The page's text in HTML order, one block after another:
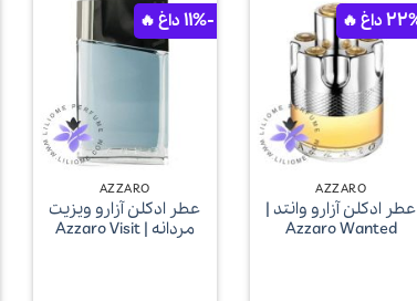
AZZARO
عطر ادکلن آزارو وانتد |
Azzaro Wanted
-11%
AZZARO
عطر ادکلن آزارو ویزیت
مردانه | Azzaro Visit